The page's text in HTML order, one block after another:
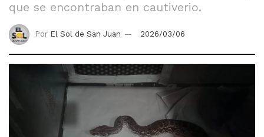
que se encontraban en cautiverio.
Por El Sol de San Juan 2026/03/06